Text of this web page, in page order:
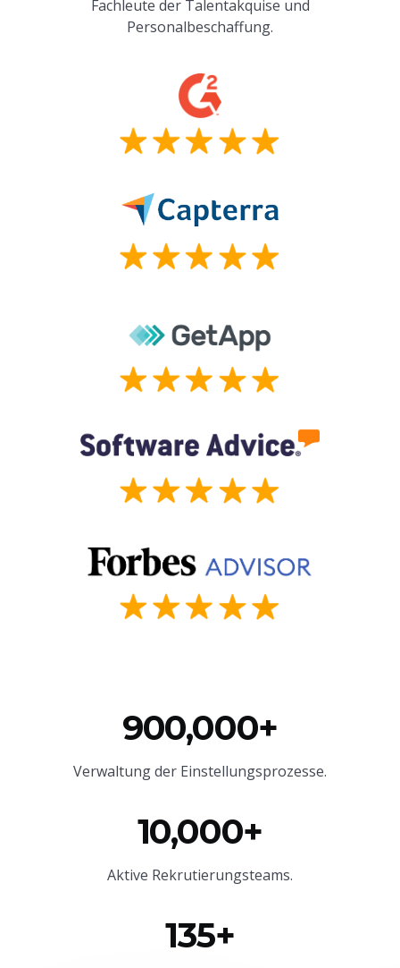
Fachleute der Talentakquise und
Personalbeschaffung.
900,000+
Verwaltung der Einstellungsprozesse.
10,000+
Aktive Rekrutierungsteams.
135+